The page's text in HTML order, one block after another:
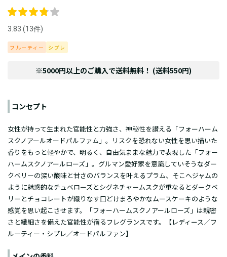
3.83 (13件)
フルーティー シプレ
※5000円以上のご購入で送料無料！ (送料550円)
コンセプト
女性が持って生まれた官能性と力強さ、神秘性を讃える「フォーハーム
スクノアールオードパルファム」。リスクを恐れない女性を思い描いた
香りをもっと軽やかで、明るく、自由気ままな魅力で表現した「フォー
ハームスクノアールローズ」。グルマン愛好家を意識していそうなダー
クベリーの深い酸味と甘さのバランスを叶えるプラム、そこへジャムの
ように魅惑的なチュべローズとシグネチャームスクが重なるとダークベ
リーとチョコレートが織りなす口どけまろやかなムースケーキのような
感覚を思い起こさせます。「フォーハームスクノアールローズ」は親密
さと繊細さを備えた官能性が宿るフレグランスです。【レディース／フ
ルーティー・シプレ／オードパルファン】